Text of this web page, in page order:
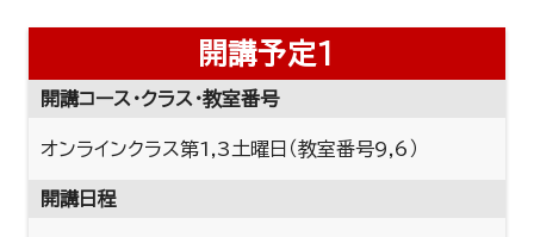
開講予定1
開講コース・クラス・教室番号
オンラインクラス第1,3土曜日（教室番号9,6）
開講日程